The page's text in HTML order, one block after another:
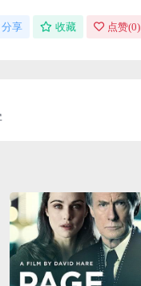
分享 收藏 点赞(0)